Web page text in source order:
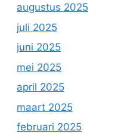
augustus 2025
juli 2025
juni 2025
mei 2025
april 2025
maart 2025
februari 2025